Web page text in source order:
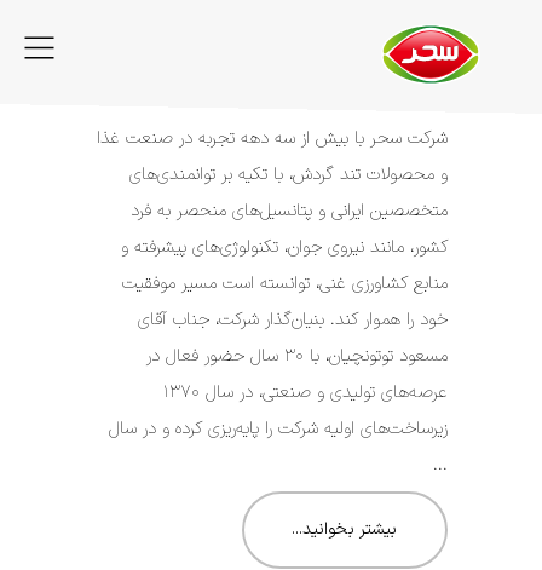
FA
سحر، یک نام و هزار لبخند
شرکت سحر با بیش از سه دهه تجربه در صنعت غذا
و محصولات تند گردش، با تکیه بر توانمندی‌های
متخصصین ایرانی و پتانسیل‌های منحصر به فرد
کشور، مانند نیروی جوان، تکنولوژی‌های پیشرفته و
منابع کشاورزی غنی، توانسته است مسیر موفقیت
خود را هموار کند. بنیان‌گذار شرکت، جناب آقای
مسعود توتونچیان، با ۳۰ سال حضور فعال در
عرصه‌های تولیدی و صنعتی، در سال ۱۳۷۰
زیرساخت‌های اولیه شرکت را پایه‌ریزی کرده و در سال
...
بیشتر بخوانید...